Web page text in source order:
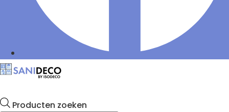
Producten zoeken